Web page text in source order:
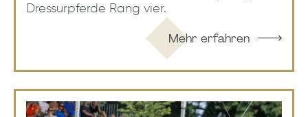
Dressurpferde Rang vier.
Mehr erfahren